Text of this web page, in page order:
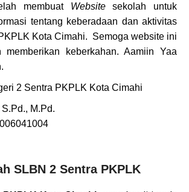
membuat Websitesekolah untuk
tentang keberadaan dan aktivitas
Kota Cimahi. Semoga website ini
memberikan keberkahan. Aamiin Yaa
2 Sentra PKPLK Kota Cimahi
M.Pd.
SLBN 2 Sentra PKPLK